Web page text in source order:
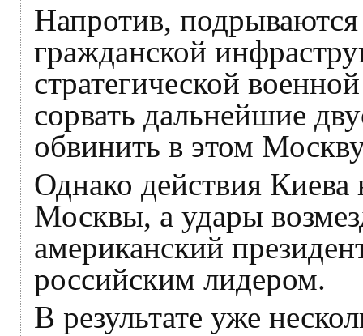
Напротив,
гражданской
стратегической
сорвать дальнейшие
обвинить в этом
Однако действия Киева
Москвы, а удары
американский
российским лидером.
В результате уже